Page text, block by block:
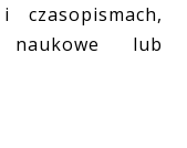
naukowe lub